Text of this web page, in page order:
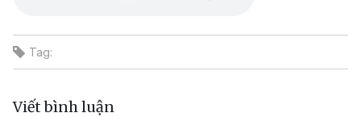
Tag:
Viết bình luận